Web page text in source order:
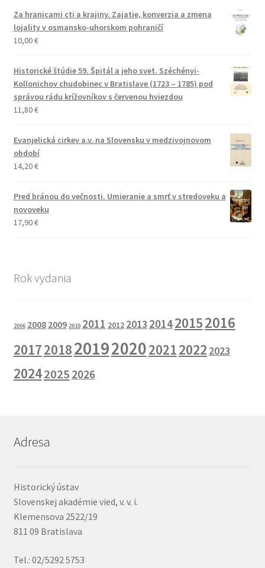
Za hranicami cti a krajiny. Zajatie, konverzia a zmena
lojality v osmansko-uhorskom pohraničí
10,00€
Historické štúdie 59. Špitál a jeho svet. Széchényi-
Kollonichov chudobinec v Bratislave (1723 – 1785) pod
správou rádu krížovníkov s červenou hviezdou
11,80€
Evanjelická cirkev a.v. na Slovensku v medzivojnovom
období
14,20€
Pred bránou do večnosti. Umieranie a smrť v stredoveku a
novoveku
17,90€
Rok vydania
2006 2008 2009 2010 2011 2012 2013 201420152016
201720182019202020212022 2023
20242025 2026
Adresa
Historický ústav
Slovenskej akadémie vied, v. v. i.
Klemensova 2522/19
811 09 Bratislava
Tel.: 02/5292 5753